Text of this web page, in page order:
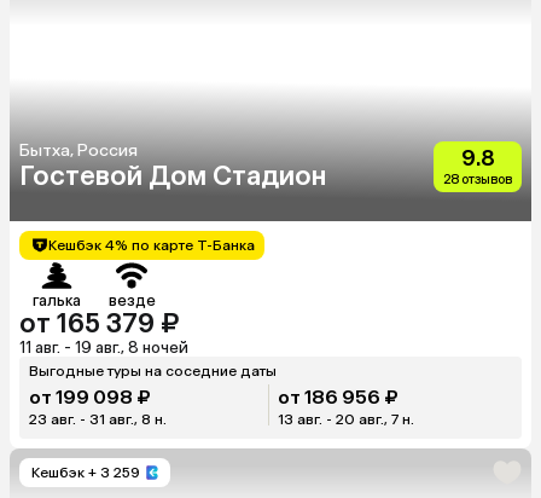
Бытха, Россия
Гостевой Дом Стадион
9.8
28 отзывов
Кешбэк 4% по карте Т-Банка
галька везде
от 165 379 ₽
11 авг. - 19 авг., 8 ночей
Выгодные туры на соседние даты
от 199 098 ₽
23 авг. - 31 авг., 8 н.
от 186 956 ₽
13 авг. - 20 авг., 7 н.
Кешбэк + 3 259